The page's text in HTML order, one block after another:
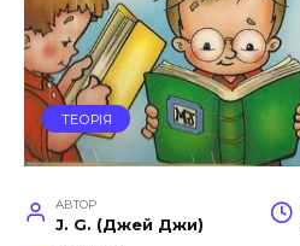
ТЕОРІЯ
АВТОР
J. G. (Джей Джи)